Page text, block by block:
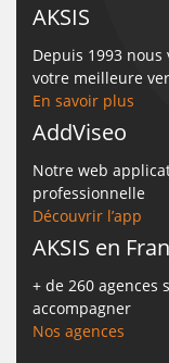
AKSIS
Depuis 1993 nous
votre meilleure
En savoir plus
AddViseo
Notre web
professionnelle
Découvrir l’app
AKSIS en
+ de 260 agences
accompagner
Nos agences